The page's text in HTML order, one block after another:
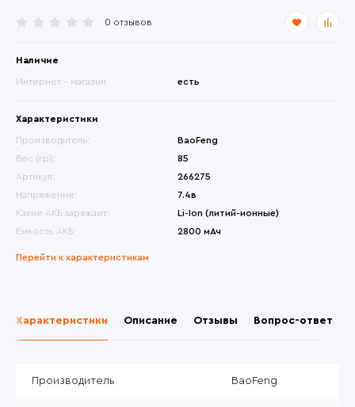
0 отзывов
Наличие
Интернет - магазин есть
Характеристики
Производитель:
BaoFeng
Вес (гр):
85
Артикул:
266275
Напряжение:
7.4в
Какие АКБ заряжает:
Li-Ion (литий-ионные)
Емкость АКБ:
2800 мАч
Перейти к характеристикам
Характеристики Описание Отзывы Вопрос-ответ
Производитель BaoFeng